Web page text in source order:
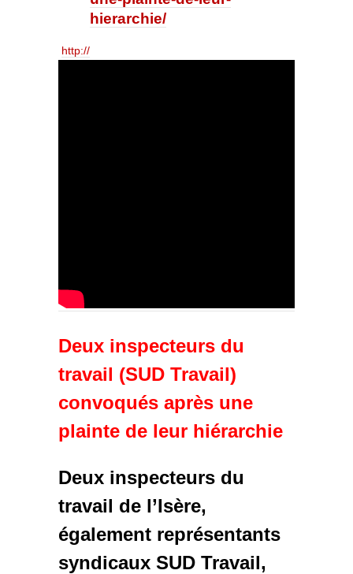
hierarchie/
http://
Deux inspecteurs du
travail (SUD Travail)
convoqués après une
plainte de leur hiérarchie
Deux inspecteurs du
travail de l’Isère,
également représentants
syndicaux SUD Travail,